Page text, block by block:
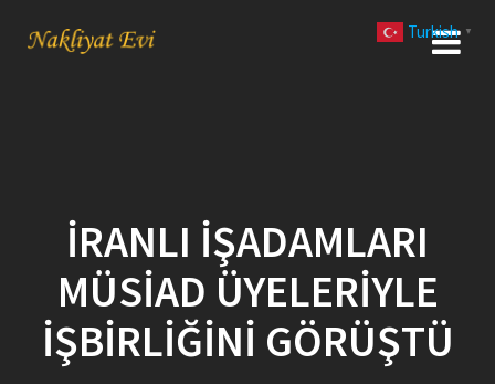
İRANLI İŞADAMLARI
MÜSIAD ÜYELERIYLE
İŞBIRLIĞINI GÖRÜŞTÜ
Turkish ▼